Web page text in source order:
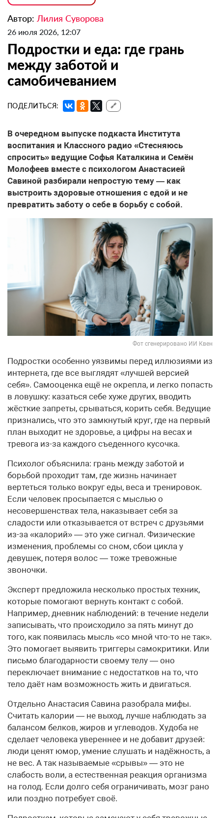
Автор: Лилия Суворова
26 июля 2026, 12:07
Подростки и еда: где грань
между заботой и
самобичеванием
ПОДЕЛИТЬСЯ: 🔗
В очередном выпуске подкаста Института
воспитания и Классного радио «Стесняюсь
спросить» ведущие Софья Каталкина и Семён
Молофеев вместе с психологом Анастасией
Савиной разбирали непростую тему — как
выстроить здоровые отношения с едой и не
превратить заботу о себе в борьбу с собой.
Фот сгенерировано ИИ Квен
Подростки особенно уязвимы перед иллюзиями из
интернета, где все выглядят «лучшей версией
себя». Самооценка ещё не окрепла, и легко попасть
в ловушку: казаться себе хуже других, вводить
жёсткие запреты, срываться, корить себя. Ведущие
признались, что это замкнутый круг, где на первый
план выходит не здоровье, а цифры на весах и
тревога из-за каждого съеденного кусочка.
Психолог объяснила: грань между заботой и
борьбой проходит там, где жизнь начинает
вертеться только вокруг еды, веса и тренировок.
Если человек просыпается с мыслью о
несовершенствах тела, наказывает себя за
сладости или отказывается от встреч с друзьями
из-за «калорий» — это уже сигнал. Физические
изменения, проблемы со сном, сбои цикла у
девушек, потеря волос — тоже тревожные
звоночки.
Эксперт предложила несколько простых техник,
которые помогают вернуть контакт с собой.
Например, дневник наблюдений: в течение недели
записывать, что происходило за пять минут до
того, как появилась мысль «со мной что-то не так».
Это помогает выявить триггеры самокритики. Или
письмо благодарности своему телу — оно
переключает внимание с недостатков на то, что
тело даёт нам возможность жить и двигаться.
Отдельно Анастасия Савина разобрала мифы.
Считать калории — не выход, лучше наблюдать за
балансом белков, жиров и углеводов. Худоба не
сделает человека увереннее и не добавит друзей:
люди ценят юмор, умение слушать и надёжность, а
не вес. А так называемые «срывы» — это не
слабость воли, а естественная реакция организма
на голод. Если долго себя ограничивать, мозг рано
или поздно потребует своё.